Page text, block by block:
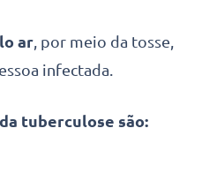
ar , por meio da tosse,
infectada.
tuberculose são: